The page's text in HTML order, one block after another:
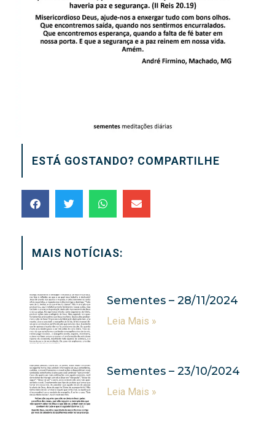
ESTÁ GOSTANDO? COMPARTILHE
MAIS NOTÍCIAS:
Sementes – 28/11/2024
Leia Mais »
Sementes – 23/10/2024
Leia Mais »